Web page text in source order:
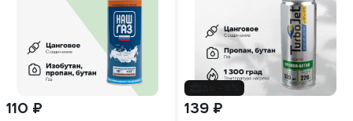
110 ₽ 139 ₽